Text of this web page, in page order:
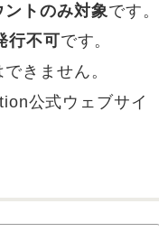
ントのみ対象です。
行不可です。
きません。
公式ウェブサイ